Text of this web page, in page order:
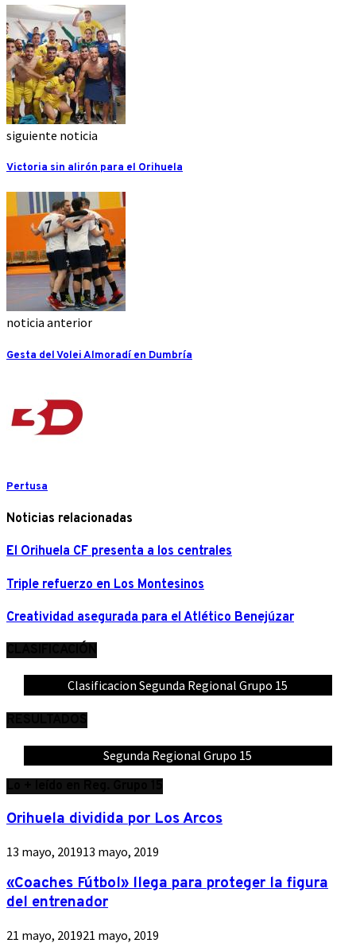
siguiente noticia
Victoria sin alirón para el Orihuela
noticia anterior
Gesta del Volei Almoradí en Dumbría
Pertusa
Noticias relacionadas
El Orihuela CF presenta a los centrales
Triple refuerzo en Los Montesinos
Creatividad asegurada para el Atlético Benejúzar
Clasificacion Segunda Regional Grupo 15
Segunda Regional Grupo 15
Orihuela dividida por Los Arcos
13 mayo, 201913 mayo, 2019
«Coaches Fútbol» llega para proteger la figura
del entrenador
21 mayo, 201921 mayo, 2019